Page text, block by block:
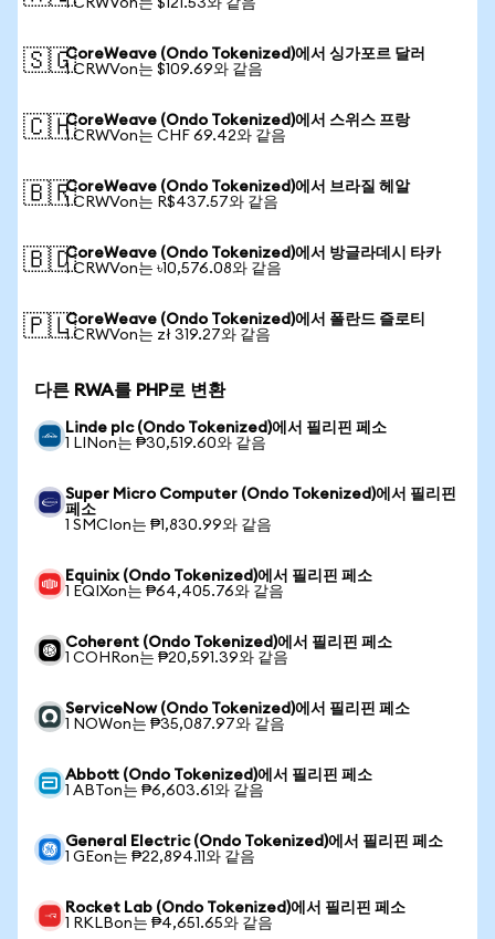
1 CRWVon는 $121.53와 같음
🇸🇬CoreWeave (Ondo Tokenized)에서 싱가포르 달러
1 CRWVon는 $109.69와 같음
🇨🇭CoreWeave (Ondo Tokenized)에서 스위스 프랑
1 CRWVon는 CHF 69.42와 같음
🇧🇷CoreWeave (Ondo Tokenized)에서 브라질 헤알
1 CRWVon는 R$437.57와 같음
🇧🇩CoreWeave (Ondo Tokenized)에서 방글라데시 타카
1 CRWVon는 ৳10,576.08와 같음
🇵🇱CoreWeave (Ondo Tokenized)에서 폴란드 즐로티
1 CRWVon는 zł 319.27와 같음
다른 RWA를 PHP로 변환
Linde plc (Ondo Tokenized)에서 필리핀 페소
1 LINon는 ₱30,519.60와 같음
Super Micro Computer (Ondo Tokenized)에서 필리핀
페소
1 SMCIon는 ₱1,830.99와 같음
Equinix (Ondo Tokenized)에서 필리핀 페소
1 EQIXon는 ₱64,405.76와 같음
Coherent (Ondo Tokenized)에서 필리핀 페소
1 COHRon는 ₱20,591.39와 같음
ServiceNow (Ondo Tokenized)에서 필리핀 페소
1 NOWon는 ₱35,087.97와 같음
Abbott (Ondo Tokenized)에서 필리핀 페소
1 ABTon는 ₱6,603.61와 같음
General Electric (Ondo Tokenized)에서 필리핀 페소
1 GEon는 ₱22,894.11와 같음
Rocket Lab (Ondo Tokenized)에서 필리핀 페소
1 RKLBon는 ₱4,651.65와 같음